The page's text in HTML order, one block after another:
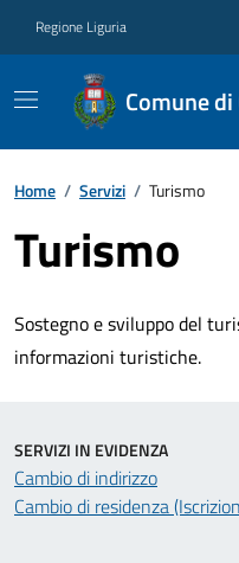
Regione Liguria
Comune
Home / Servizi / Turismo
Turismo
Sostegno e sviluppo del
informazioni turistiche.
SERVIZI IN EVIDENZA
Cambio di indirizzo
Cambio di residenza